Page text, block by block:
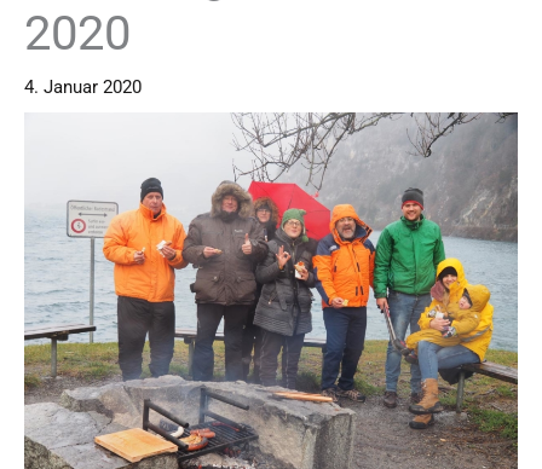
2020
4. Januar 2020